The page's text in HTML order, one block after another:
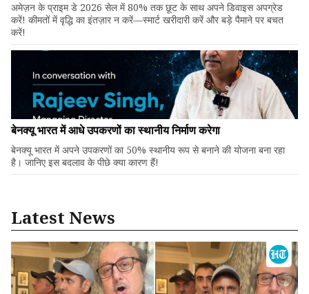
अमेज़न के प्राइम डे 2026 सेल में 80% तक छूट के साथ अपने डिवाइस अपग्रेड
करें! कीमतों में वृद्धि का इंतज़ार न करें—स्मार्ट खरीदारी करें और बड़े पैमाने पर बचत
करें!
बेनक्यू भारत में आधे उपकरणों का स्थानीय निर्माण करेगा
बेनक्यू भारत में अपने उपकरणों का 50% स्थानीय रूप से बनाने की योजना बना रहा
है। जानिए इस बदलाव के पीछे क्या कारण हैं!
Latest News